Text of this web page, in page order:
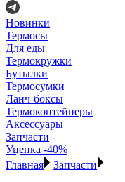
Новинки
Термосы
Для еды
Термокружки
Бутылки
Термосумки
Ланч-боксы
Термоконтейнеры
Аксессуары
Запчасти
Уценка -40%
Главная
Запчасти